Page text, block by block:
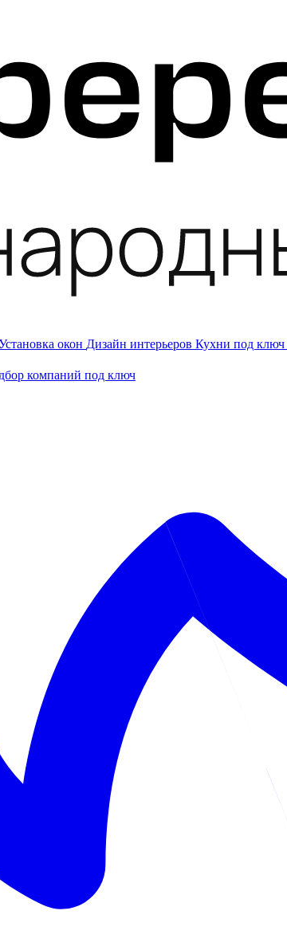
окон Дизайн интерьеров Кухни под ключ
компаний под ключ